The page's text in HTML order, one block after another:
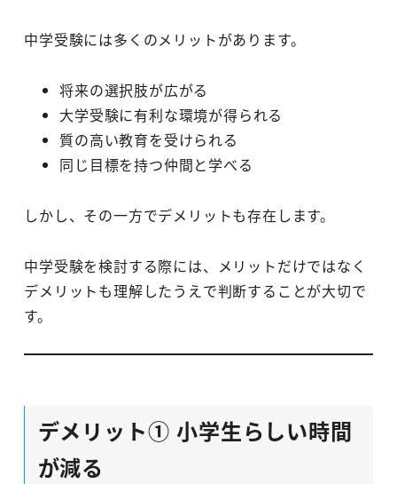
中学受験には多くのメリットがあります。
将来の選択肢が広がる
大学受験に有利な環境が得られる
質の高い教育を受けられる
同じ目標を持つ仲間と学べる
しかし、その一方でデメリットも存在します。
中学受験を検討する際には、メリットだけではなく
デメリットも理解したうえで判断することが大切で
す。
デメリット① 小学生らしい時間
が減る